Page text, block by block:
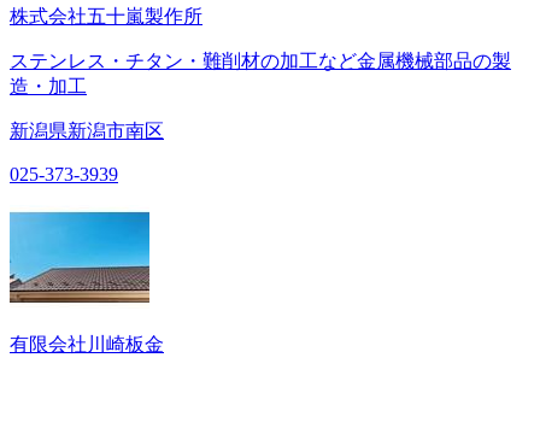
株式会社五十嵐製作所
ステンレス・チタン・難削材の加工など金属機械部品の製
造・加工
新潟県新潟市南区
025-373-3939
有限会社川崎板金